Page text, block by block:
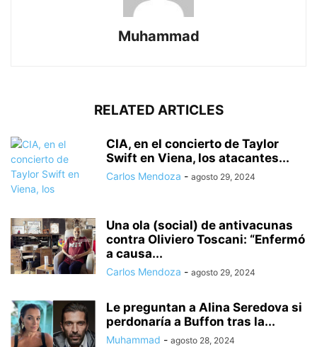
Muhammad
RELATED ARTICLES
CIA, en el concierto de Taylor
Swift en Viena, los atacantes...
Carlos Mendoza - agosto 29, 2024
Una ola (social) de antivacunas
contra Oliviero Toscani: “Enfermó
a causa...
Carlos Mendoza - agosto 29, 2024
Le preguntan a Alina Seredova si
perdonaría a Buffon tras la...
Muhammad - agosto 28, 2024